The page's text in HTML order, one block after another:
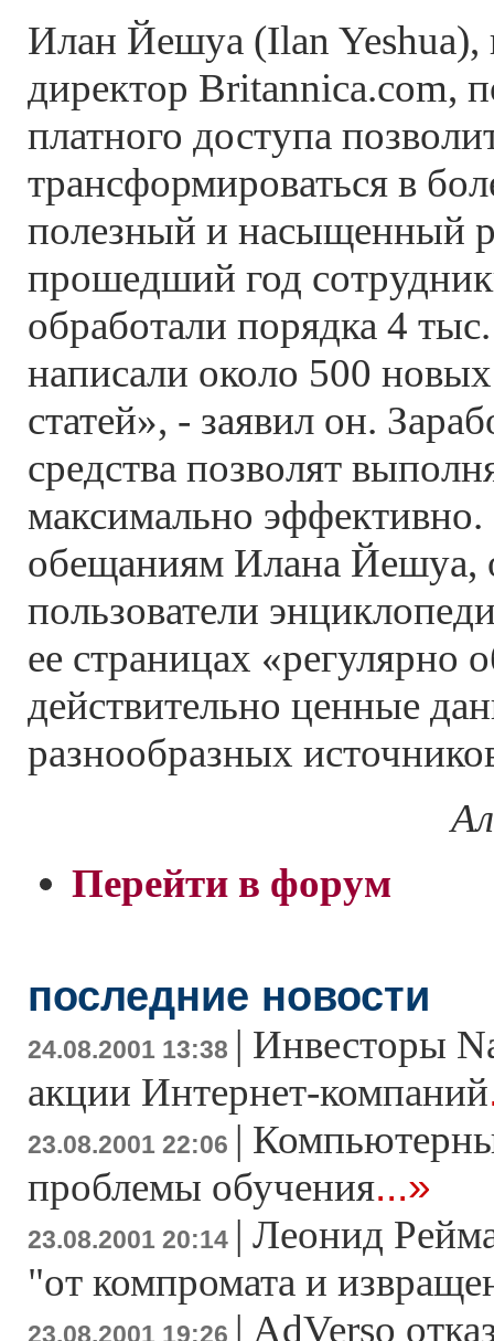
Илан Йешуа (Ilan Yeshua),
директор Britannica.com,
платного доступа
трансформироваться в
полезный и насыщенный
прошедший год
обработали порядка 4
написали около 500
статей», - заявил он.
средства позволят
максимально эффективно.
обещаниям Илана Йешуа,
пользователи
ее страницах «регулярно
действительно ценные
разнообразных
Перейти в форум
последние новости
24.08.2001 13:38 | Инвесторы
акции Интернет-компаний
23.08.2001 22:06 |
проблемы обучения...»
23.08.2001 20:14 | Леонид
"от компромата и
23.08.2001 19:26 | AdVerso